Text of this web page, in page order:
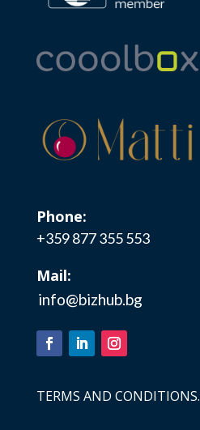
Phone:
+359 877 355 553
Mail:
info@bizhub.bg
TERMS AND CONDITIONS.